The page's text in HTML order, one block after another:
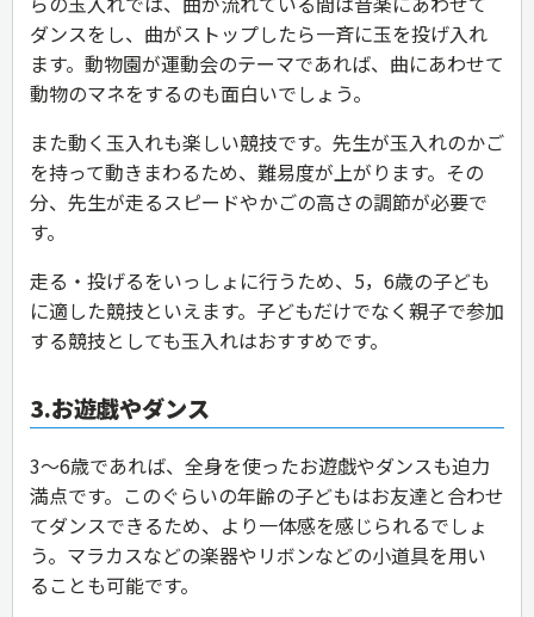
ダンスをし、曲がストップしたら一斉に玉を投げ入れ
ます。動物園が運動会のテーマであれば、曲にあわせて
動物のマネをするのも面白いでしょう。
また動く玉入れも楽しい競技です。先生が玉入れのかご
を持って動きまわるため、難易度が上がります。その
分、先生が走るスピードやかごの高さの調節が必要で
す。
走る・投げるをいっしょに行うため、5，6歳の子ども
に適した競技といえます。子どもだけでなく親子で参加
する競技としても玉入れはおすすめです。
3.お遊戯やダンス
3〜6歳であれば、全身を使ったお遊戯やダンスも迫力
満点です。このぐらいの年齢の子どもはお友達と合わせ
てダンスできるため、より一体感を感じられるでしょ
う。マラカスなどの楽器やリボンなどの小道具を用い
ることも可能です。